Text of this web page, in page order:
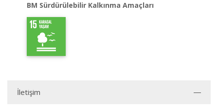
BM Sürdürülebilir Kalkınma Amaçları
İletişim